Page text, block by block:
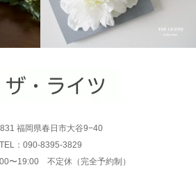
福岡県春日市大谷9−40
TEL：090-8395-3829
〜19:00 不定休（完全予約制）